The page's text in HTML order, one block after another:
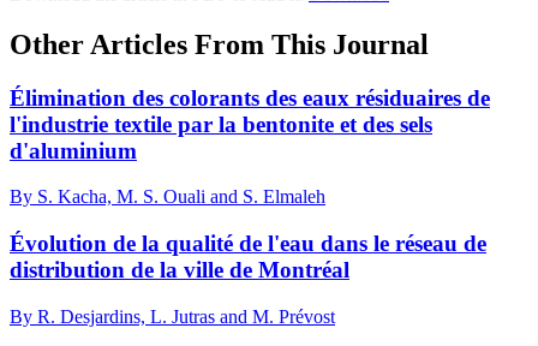
Other Articles From This Journal
Élimination des colorants des eaux résiduaires de
l'industrie textile par la bentonite et des sels
d'aluminium
By S. Kacha, M. S. Ouali and S. Elmaleh
Évolution de la qualité de l'eau dans le réseau de
distribution de la ville de Montréal
By R. Desjardins, L. Jutras and M. Prévost